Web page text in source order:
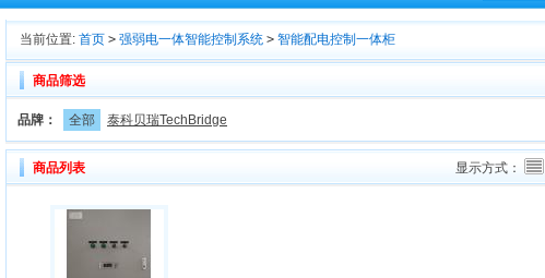
当前位置: 首页 > 强弱电一体智能控制系统 > 智能配电控制一体柜
商品筛选
品牌： 全部 泰科贝瑞TechBridge
商品列表 显示方式：